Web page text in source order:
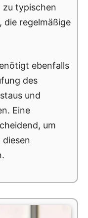
zu typischen
die regelmäßige
ebenfalls
des
und
Eine
um